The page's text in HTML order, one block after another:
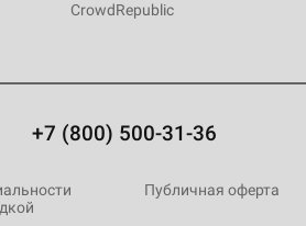
CrowdRepublic
+7 (800) 500-31-36
Публичная оферта